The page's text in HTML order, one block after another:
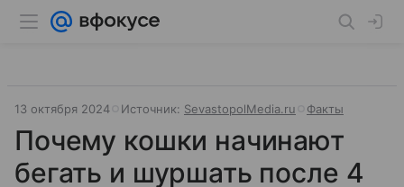
13 октября 2024 Источник: SevastopolMedia.ru Факты
Почему кошки начинают
бегать и шуршать после 4